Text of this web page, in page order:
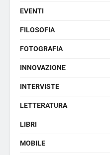
EVENTI
FILOSOFIA
FOTOGRAFIA
INNOVAZIONE
INTERVISTE
LETTERATURA
LIBRI
MOBILE